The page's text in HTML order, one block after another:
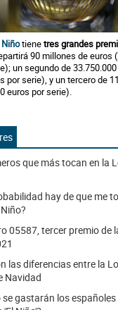
tienetres grandes
90 millones de euros
un segundo de
por serie), y un tercero de
euros por serie).
que más tocan en la
hay de que me
05587, tercer premio de
las diferencias entre la
Navidad
gastarán los españoles